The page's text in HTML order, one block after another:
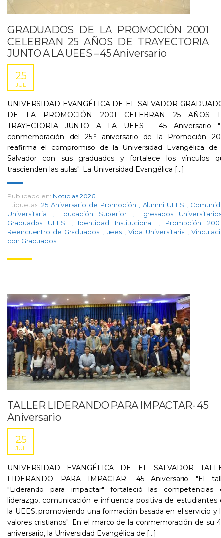
GRADUADOS DE LA PROMOCIÓN 2001
CELEBRAN 25 AÑOS DE TRAYECTORIA
JUNTO A LA UEES – 45 Aniversario
25
JUL
UNIVERSIDAD EVANGÉLICA DE EL SALVADOR
DE LA PROMOCIÓN 2001 CELEBRAN 25 AÑOS
TRAYECTORIA JUNTO A LA UEES - 45 Aniversario
conmemoración del 25.º aniversario de la Promoción
reafirma el compromiso de la Universidad Evangélica de
Salvador con sus graduados y fortalece los vínculos
trascienden las aulas". La Universidad Evangélica [...]
Publicado en: Noticias 2026
Etiquetas: 25 Aniversario de Promoción Alumni UEES
Universitaria
Educación Superior
Egresados
Graduados UEES
Identidad Institucional
Promoción
Reencuentro de Graduados
uees Vida Universitaria
con Graduados
TALLER LIDERANDO PARA IMPACTAR- 45
Aniversario
25
JUL
UNIVERSIDAD EVANGÉLICA DE EL SALVADOR
LIDERANDO PARA IMPACTAR- 45 Aniversario "El
"Liderando para impactar" fortaleció las competencias
liderazgo, comunicación e influencia positiva de estudiantes
la UEES, promoviendo una formación basada en el servicio y
valores cristianos". En el marco de la conmemoración de su
aniversario, la Universidad Evangélica de [...]